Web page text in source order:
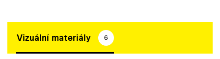
Vizuální materiály 6